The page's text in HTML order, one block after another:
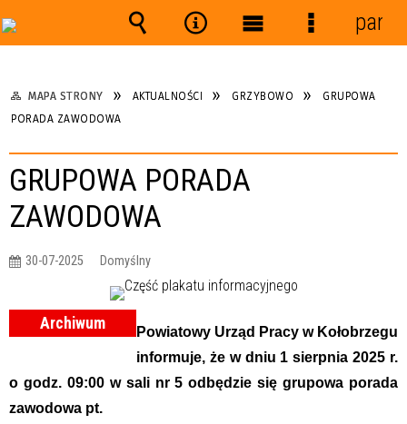
MAPA STRONY AKTUALNOŚCI GRZYBOWO
GRUPOWA
PORADA ZAWODOWA
GRUPOWA PORADA
ZAWODOWA
30-07-2025 Domyślny
Archiwum
Powiatowy Urząd Pracy w Kołobrzegu
informuje, że w dniu 1 sierpnia 2025 r.
o godz. 09:00 w sali nr 5 odbędzie się grupowa porada
zawodowa pt.
Wyszukiwarka
Narzędzia
Menu Menu
panel